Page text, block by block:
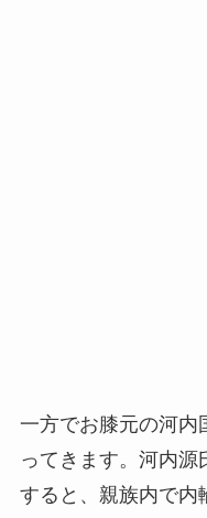
一方でお膝元の河内
ってきます。河内
すると、親族内で内